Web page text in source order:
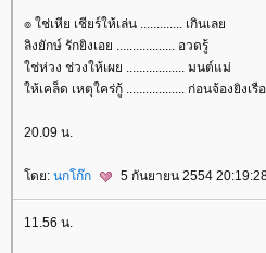
๏ ใช่เหีย เชียร์ให้เล่น ............. เกินเล
ลิงยักษ์ รักยิงเอย .................. อวดรู้
ช่ห่วง ช่วงให้เผย .................. มนต์แม่
ห้เคล็ด เหตุใคร่กู้ .................. ก่อนจ้องยิงเ
20.09 น.
ดย: นกโก๊ก 5 กันยายน 2554
11.56 น.